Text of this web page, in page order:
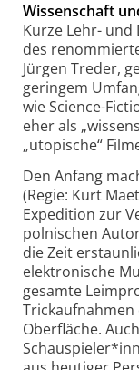
Wissenschaft
Kurze Lehr-
des
Jürgen Treder,
geringem
wie Science-
eher als
„utopische“
Den Anfang
(Regie: Kurt
Expedition zur
polnischen
die Zeit
elektronische
gesamte
Trickaufnahmen
Oberfläche.